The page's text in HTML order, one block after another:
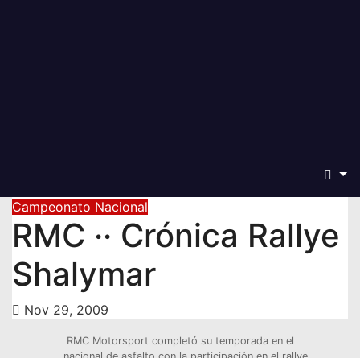
Campeonato Nacional
RMC ·· Crónica Rallye
Shalymar
Nov 29, 2009
RMC Motorsport completó su temporada en el